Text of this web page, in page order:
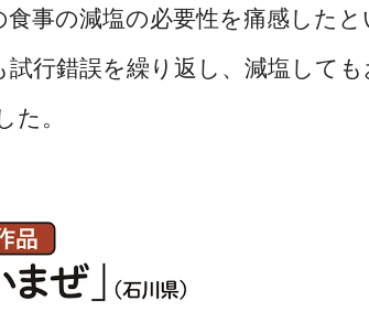
事の減塩の必要性を痛感したと
行錯誤を繰り返し、減塩しても
た。